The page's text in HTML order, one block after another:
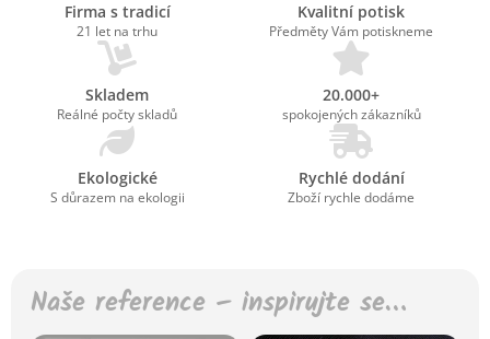
Firma s tradicí
21 let na trhu
Kvalitní potisk
Předměty Vám potiskneme
Skladem
Reálné počty skladů
20.000+
spokojených zákazníků
Ekologické
S důrazem na ekologii
Rychlé dodání
Zboží rychle dodáme
Naše reference – inspirujte se…